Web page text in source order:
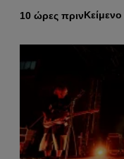
10 ώρες πρινΚείμενο